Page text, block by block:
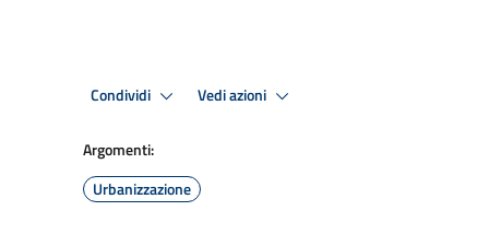
Condividi Vedi azioni
Argomenti:
Urbanizzazione